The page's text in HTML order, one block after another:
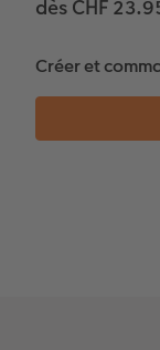
dès CHF
Créer et